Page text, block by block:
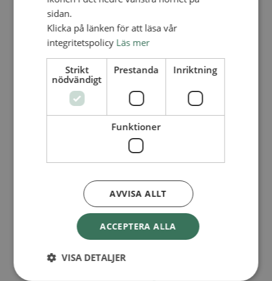
Lediga tjänster
FÖR FÖRSAMLINGAR
FÖRDJUPNING OCH UTVECKLING
Missionella initiativ
Apollos – församlingsutveckling
Smågrupper
Skapelse och miljö
Vänförsamling
Integrationsarbete
För barns bästa – överallt
Missionsinspiratörens verktygslåda
Materialbank
Redovisning och lönehantering
Kyrkoavgiften
LOGGA IN
Dokumentbanken
sidan.
Klicka på länken för att läsa vår
integritetspolicy Läs mer
Strikt
nödvändigt
Prestanda Inriktning
Funktioner
ACCEPTERA ALLA
AVVISA ALLT
VISA DETALJER